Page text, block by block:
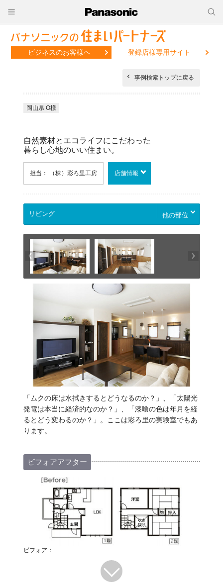
ビジネスのお客様へ 登録店様専用サイト
事例検索トップに戻る
岡山県 O様
自然素材とエコライフにこだわった
暮らし心地のいい住まい。
担当： （株）彩ろ里工房 店舗情報
他の部位
「ムクの床は水拭きするとどうなるのか？」、「太陽光
発電は本当に経済的なのか？」、「漆喰の色は年月を経
るとどう変わるのか？」。ここは彩ろ里の実験室でもあ
ります。
ビフォアアフター
ビフォア：